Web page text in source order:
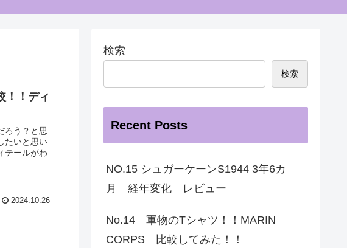
！！ディ
ろう？と思
たいと思い
テールがわ
2024.10.26
検索
検索
Recent Posts
NO.15 シュガーケーンS1944 3年6カ
月 経年変化 レビュー
No.14 軍物のTシャツ！！MARIN
CORPS 比較してみた！！